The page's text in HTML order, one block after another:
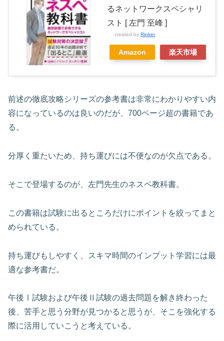
るネットワークスペシャリ
スト [ 左門 至峰 ]
created by Rinker
Amazon 楽天市場
前述の徹底攻略シリーズの参考書は非常にわかりやすい内
容になっているのは良いのだが、700ページ超の書籍であ
る。
分厚く重たいため、持ち運びには不便なのが欠点である。
そこで登場するのが、左門先生のネスペ教科書。
この書籍は試験に出るところだけにポイントを絞ってまと
められている。
持ち運びもしやすく、スキマ時間のインプット学習には最
適な参考書だ。
午後Ⅰ試験および午後Ⅱ試験の過去問題を解き終わった
後、苦手と思う分野が見つかると思うが、そこを強化する
際に活用していこうと考えている。